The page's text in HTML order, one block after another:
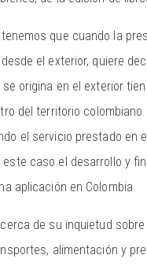
que cuando la
el exterior, quiere
se origina en el exterior
del territorio
el servicio prestado en
caso el desarrollo y
aplicación en Colombia.
de su inquietud
alimentación y